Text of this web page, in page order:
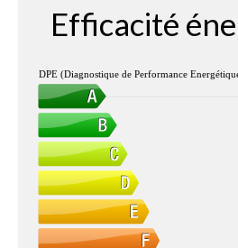
Efficacité
DPE (Diagnostique de Performance